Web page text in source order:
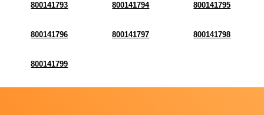
800141793 800141794 800141795
800141796 800141797 800141798
800141799